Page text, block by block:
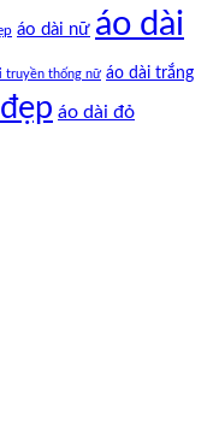
áo dài nữ áo dài
truyền thống nữ áo dài trắng
áo dài đỏ